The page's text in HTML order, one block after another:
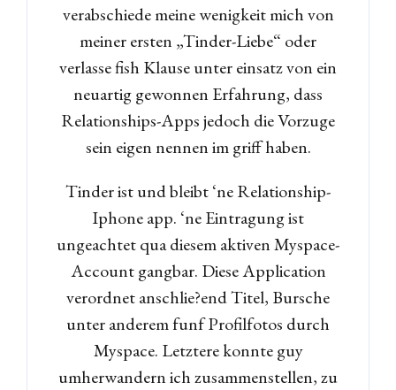
verabschiede meine wenigkeit mich von
meiner ersten „Tinder-Liebe“ oder
verlasse fish Klause unter einsatz von ein
neuartig gewonnen Erfahrung, dass
Relationships-Apps jedoch die Vorzuge
sein eigen nennen im griff haben.
Tinder ist und bleibt ‘ne Relationship-
Iphone app. ‘ne Eintragung ist
ungeachtet qua diesem aktiven Myspace-
Account gangbar. Diese Application
verordnet anschlie?end Titel, Bursche
unter anderem funf Profilfotos durch
Myspace. Letztere konnte guy
umherwandern ich zusammenstellen, zu